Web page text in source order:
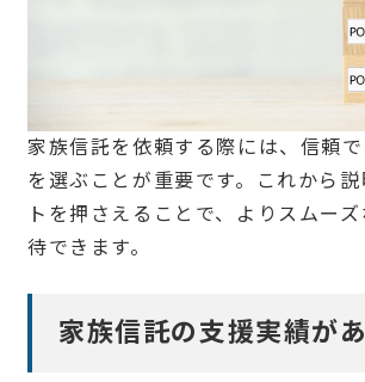
家族信託を依頼する際には、信頼
を選ぶことが重要です。これから
トを押さえることで、よりスムー
待できます。
家族信託の支援実績が